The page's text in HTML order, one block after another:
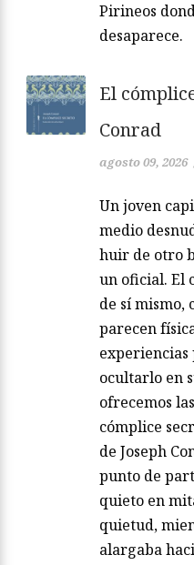
Pirineos
desaparece.
El
Conrad
agosto 09, 2026
Un joven
medio
huir de otro
un oficial. El
de sí mismo,
parecen
experiencias
ocultarlo en
ofrecemos
cómplice
de Joseph
punto de
quieto en
quietud,
alargaba